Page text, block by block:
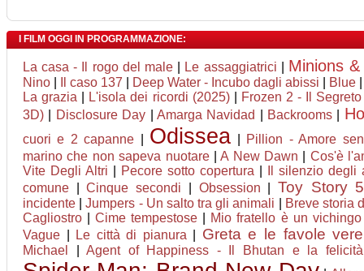
I FILM OGGI IN PROGRAMMAZIONE:
La casa - Il rogo del male Le assaggiatrici Minions
Nino Il caso 137 Deep Water - Incubo dagli abissi Blue
La grazia
L'isola dei ricordi (2025)|
Frozen 2 - Il
3D)
Disclosure Day Amarga Navidad Backrooms
cuori e 2 capanne Odissea
Pillion - Amore
marino che non sapeva nuotare|A New Dawn
Cos'è
Vite Degli Altri
Pecore sotto copertura
Il silenzio degli
comune |Cinque secondi Obsession |Toy Story 5
incidente |Jumpers - Un salto tra gli animali
Breve storia
Cagliostro |Cime tempestose Mio fratello è un vichingo
Vague
Le città di pianura Greta e le favole vere
Michael
|Agent of Happiness - Il Bhutan e la felicità